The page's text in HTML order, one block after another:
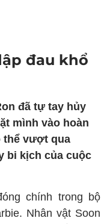
đau khổ
đã tự tay hủy
mình vào hoàn
thể vượt qua
bi kịch của cuộc
chính trong bộ
Nhân vật Soon